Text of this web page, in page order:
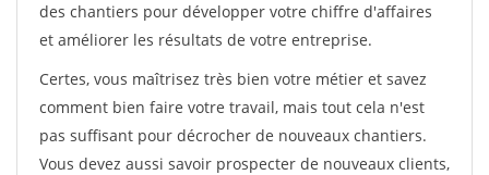
des chantiers pour développer votre chiffre d'affaires
et améliorer les résultats de votre entreprise.
Certes, vous maîtrisez très bien votre métier et savez
comment bien faire votre travail, mais tout cela n'est
pas suffisant pour décrocher de nouveaux chantiers.
Vous devez aussi savoir prospecter de nouveaux clients,